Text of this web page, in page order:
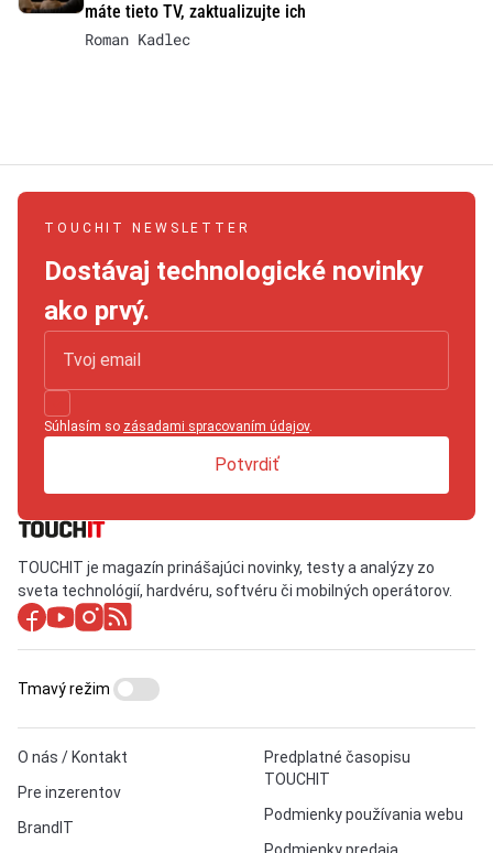
máte tieto TV, zaktualizujte ich
Roman Kadlec
TOUCHIT NEWSLETTER
Dostávaj technologické novinky
ako prvý.
Súhlasím so zásadami spracovaním údajov.
Potvrdiť
TOUCHIT je magazín prinášajúci novinky, testy a analýzy zo
sveta technológií, hardvéru, softvéru či mobilných operátorov.
O nás / Kontakt
Pre inzerentov
BrandIT
Predplatné časopisu
TOUCHIT
Podmienky používania webu
Tmavý režim